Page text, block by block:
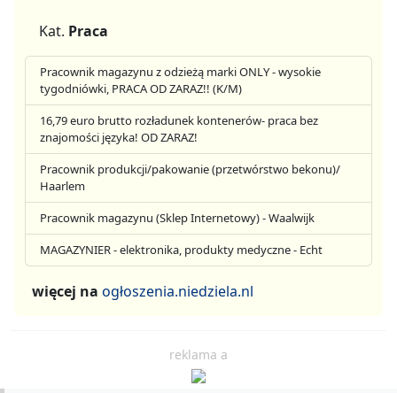
Kat. Praca
Pracownik magazynu z odzieżą marki ONLY - wysokie
tygodniówki, PRACA OD ZARAZ!! (K/M)
16,79 euro brutto rozładunek kontenerów- praca bez
znajomości języka! OD ZARAZ!
Pracownik produkcji/pakowanie (przetwórstwo bekonu)/
Haarlem
Pracownik magazynu (Sklep Internetowy) - Waalwijk
MAGAZYNIER - elektronika, produkty medyczne - Echt
więcej na ogłoszenia.niedziela.nl
reklama a